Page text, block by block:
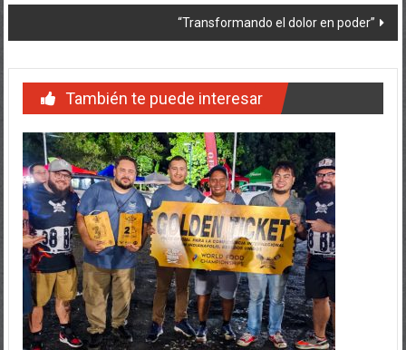
“Transformando el dolor en poder”
También te puede interesar